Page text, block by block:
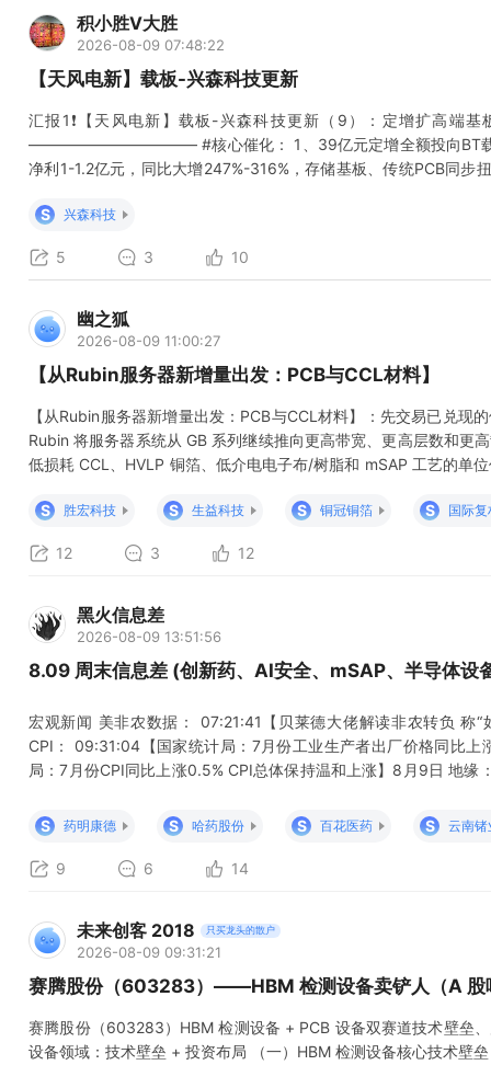
积小胜V大胜
2026-08-09 07:48:22
【天风电新】载板-兴森科技更新
汇报1❗【天风电新】载板-兴森科技更新（9）：定增扩高端
——————————— #核心催化： 1、39亿元定增全额投向BT载板
净利1-1.2亿元，同比大增247%-316%，存储基板、传统PCB同
板、光模块
S 兴森科技
5 3 10
幽之狐
2026-08-09 11:00:27
【从Rubin服务器新增量出发：PCB与CCL材料】
【从Rubin服务器新增量出发：PCB与CCL材料】：先交易已兑
Rubin 将服务器系统从 GB 系列继续推向更高带宽、更高层数和更
低损耗 CCL、HVLP 铜箔、低介电电子布/树脂和 mSAP 工艺的单
和东威
S 胜宏科技 S 生益科技 S 铜冠铜箔 S 国际复
12 3 12
黑火信息差
2026-08-09 13:51:56
8.09 周末信息差 (创新药、AI安全、mSAP、半导体设
宏观新闻 美非农数据： 07:21:41【贝莱德大佬解读非农转负 称
CPI： 09:31:04【国家统计局：7月份工业生产者出厂价格同比
局：7月份CPI同比上涨0.5% CPI总体保持温和上涨】8月9日 地
令调查谁泄露了美弹药短缺】8月7日 巴
S 药明康德 S 哈药股份 S 百花医药 S 云南锗
9 6 14
未来创客 2018 只买龙头的散户
2026-08-09 09:31:21
赛腾股份（603283）——HBM 检测设备卖铲人（A 股
赛腾股份（603283）HBM 检测设备 + PCB 设备双赛道技术壁垒
设备领域：技术壁垒 + 投资布局 （一）HBM 检测设备核心技术壁